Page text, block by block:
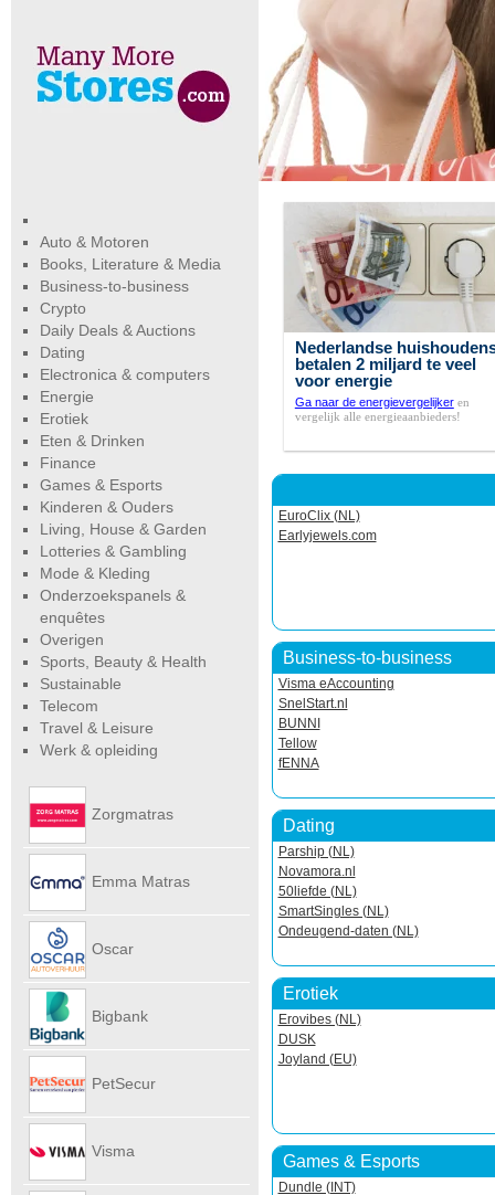
Nederlandse
betalen 2 miljard te veel
voor energie
Ga naar de energievergelijkeren
vergelijk alle energieaanbieders!
EuroClix (NL)
Earlyjewels.com
Business-to-business
Visma eAccounting
SnelStart.nl
BUNNI
Tellow
fENNA
Dating
Parship (NL)
Novamora.nl
50liefde (NL)
SmartSingles (NL)
Ondeugend-daten (NL)
Erotiek
Erovibes (NL)
DUSK
Joyland (EU)
Games & Esports
Dundle (INT)
Auto & Motoren
Books, Literature & Media
Business-to-business
Crypto
Daily Deals & Auctions
Dating
Electronica & computers
Energie
Erotiek
Eten & Drinken
Finance
Games & Esports
Kinderen & Ouders
Living, House & Garden
Lotteries & Gambling
Mode & Kleding
Onderzoekspanels &
enquêtes
Overigen
Sports, Beauty & Health
Sustainable
Telecom
Travel & Leisure
Werk & opleiding
Zorgmatras
Emma Matras
Oscar
Bigbank
PetSecur
Visma